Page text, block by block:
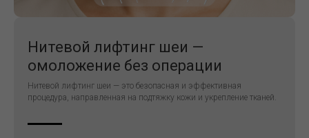
Нитевой лифтинг шеи —
омоложение без операции
Нитевой лифтинг шеи — это безопасная и эффективная
процедура, направленная на подтяжку кожи и укрепление тканей.